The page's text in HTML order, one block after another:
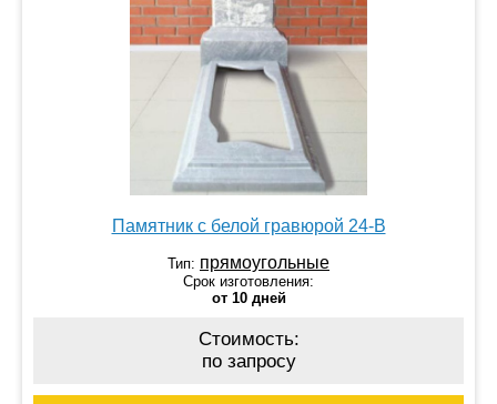
Памятник с белой гравюрой 24-В
Тип: прямоугольные
Срок изготовления:
от 10 дней
Стоимость:
по запросу